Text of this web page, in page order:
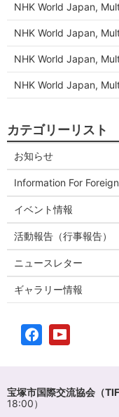
NHK World Japan,
NHK World Japan,
NHK World Japan,
NHK World Japan,
カテゴリーリスト
お知らせ
Information For
イベント情報
活動報告（行事報告）
ニュースレター
ギャラリー情報
宝塚市国際交流協会（
18:00）